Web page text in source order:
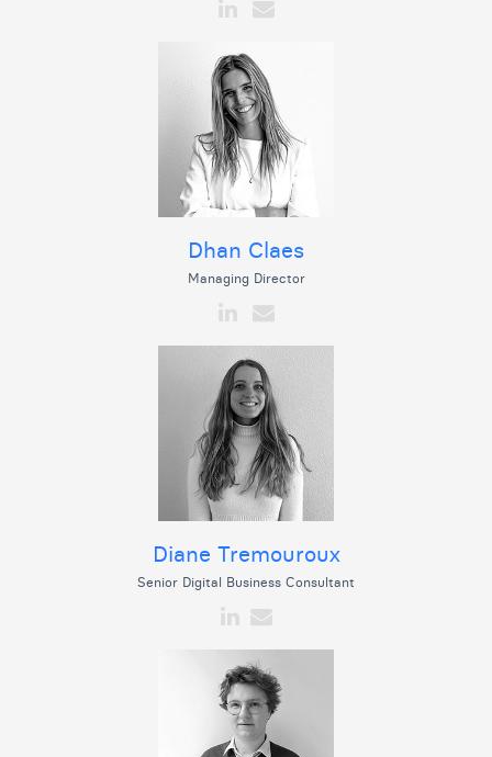
Dhan Claes
Managing Director
Diane Tremouroux
Senior Digital Business Consultant